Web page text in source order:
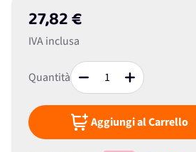
27,82 €
IVA inclusa
Quantità
Aggiungi al Carrello